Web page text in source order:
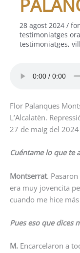
28 agost 2024 /
testimoniatges
testimoniatges,
Flor Palanques
L’Alcalatèn.
27 de maig del
Cuéntame lo que te
Montserrat.
era muy jovencita
cuando me hice
Pues eso que dices
M. Encarcelaron a